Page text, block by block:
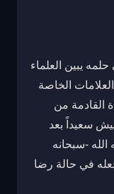
يبين العلماء
الخاصة
القادمة من
سعيداً بعد
-سبحانه
في حالة رضا